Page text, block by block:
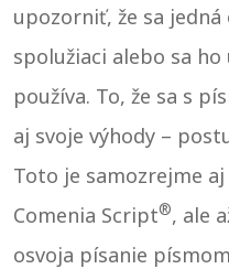
upozorniť, že sa
spolužiaci alebo sa
používa. To, že sa s
aj svoje výhody –
Toto je samozrejme
Comenia Script®, ale
osvoja písanie